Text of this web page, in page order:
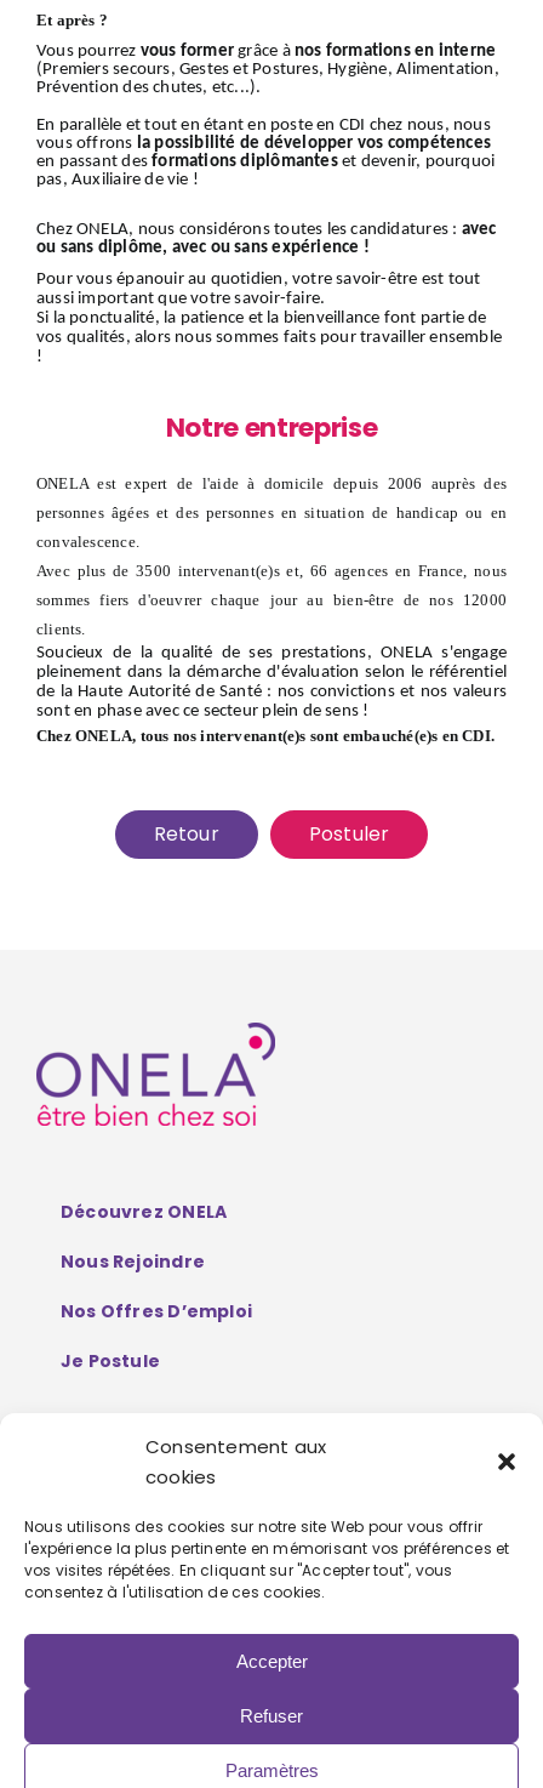
Consentement aux
cookies
Nous utilisons des cookies sur notre site Web pour vous offrir
l'expérience la plus pertinente en mémorisant vos préférences et
vos visites répétées. En cliquant sur "Accepter tout", vous
consentez à l'utilisation de ces cookies.
Accepter
Refuser
Paramètres
Et après ?
Vous pourrez vous former grâce à nos formations en interne
(Premiers secours, Gestes et Postures, Hygiène, Alimentation,
Prévention des chutes, etc...).
En parallèle et tout en étant en poste en CDI chez nous, nous
vous offrons la possibilité de développer vos compétences
en passant desformations diplômanteset devenir, pourquoi
pas, Auxiliaire de vie !
Chez ONELA, nous considérons toutes les candidatures : avec
ou sans diplôme, avec ou sans expérience !
Pour vous épanouir au quotidien, votre savoir-être est tout
aussi important que votre savoir-faire.
Si la ponctualité, la patience et la bienveillance font partie de
vos qualités, alors nous sommes faits pour travailler ensemble
!
Notre entreprise
ONELA est expert de l'aide à domicile depuis 2006 auprès des
personnes âgées et des personnes en situation de handicap ou en
convalescence.
Avec plus de 3500 intervenant(e)s et, 66 agences en France, nous
sommes fiers d'oeuvrer chaque jour au bien-être de nos 12000
clients.
Soucieux de la qualité de ses prestations, ONELA s'engage
pleinement dans la démarche d'évaluation selon le référentiel
de la Haute Autorité de Santé : nos convictions et nos valeurs
sont en phase avec ce secteur plein de sens !
Chez ONELA, tous nos intervenant(e)s sont embauché(e)s en CDI.
Retour Postuler
Découvrez ONELA
Nous Rejoindre
Nos Offres D’emploi
Je Postule
Mentions Légales
Politique De Protection De Données
Personnelles